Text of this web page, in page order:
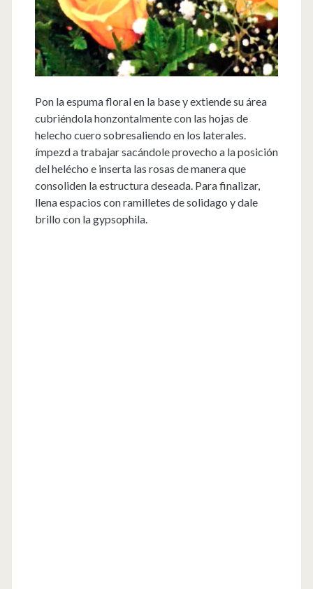
Pon la espuma floral en la base y extiende su área
cubriéndola honzontalmente con las hojas de
helecho cuero sobresaliendo en los laterales.
ímpezd a trabajar sacándole provecho a la posición
del helécho e inserta las rosas de manera que
consoliden la estructura deseada. Para finalizar,
llena espacios con ramilletes de solidago y dale
brillo con la gypsophila.